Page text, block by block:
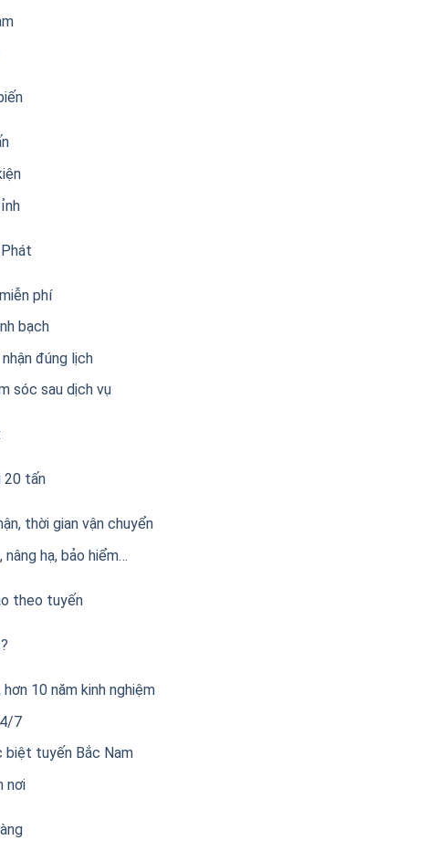
phí
bạch
đúng lịch
sóc sau dịch vụ
20 tấn
thời gian vận chuyển
hạ, bảo hiểm…
theo tuyến
10 năm kinh nghiệm
7
biệt tuyến Bắc Nam
nơi